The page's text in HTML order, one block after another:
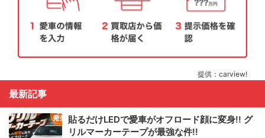
提供：carview!
最新記事
貼るだけLEDで愛車がオフロード顔に変身!! グ
リルマーカーテープが最強な件!!